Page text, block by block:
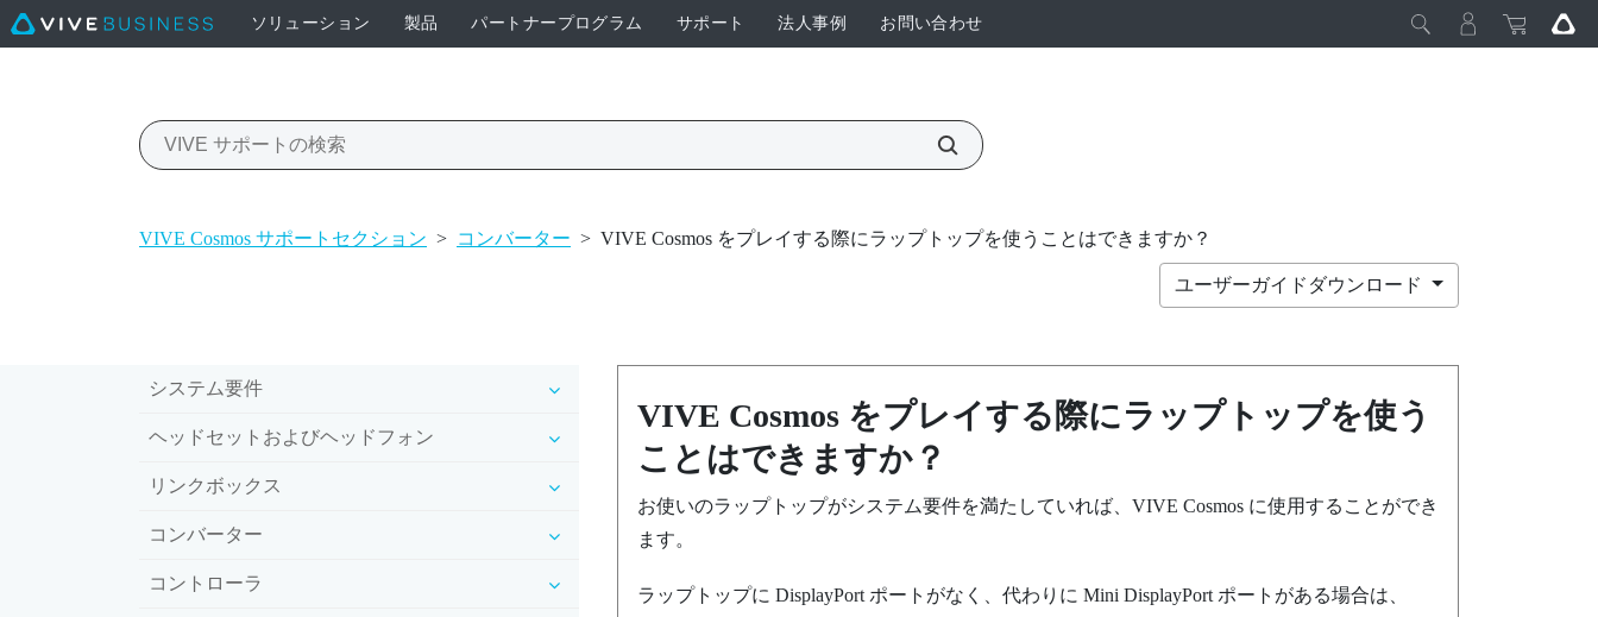
ソリューション 製品 パートナープログラム サポート 法人事例 お問い合わせ
VIVE Cosmos サポートセクション > コンバーター > VIVE Cosmos をプレイする際にラップトップを使うことはできますか？
ユーザーガイドダウンロード
システム要件
ヘッドセットおよびヘッドフォン
リンクボックス
コンバーター
コントローラ
VIVE Cosmosをプレイする際にラップトップを使う
ことはできますか？
お使いのラップトップがシステム要件を満たしていれば、 VIVE Cosmosに使用することができ
ます。
ラップトップに DisplayPortポートがなく、代わりに Mini DisplayPortポートがある場合は、